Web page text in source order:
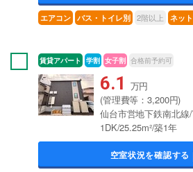
エアコン バス・トイレ別 2階以上 ネッ
賃貸アパート 学割 女子割 合格前予約可
6.1 万円
(管理費等：3,200円)
仙台市営地下鉄南北
1DK/25.25m²/築1年
空室状況を確認する